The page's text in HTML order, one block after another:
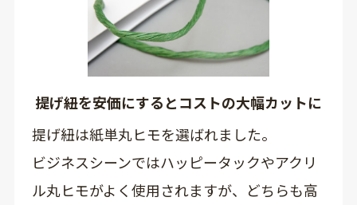
提げ紐を安価にするとコストの大幅カットに
提げ紐は紙単丸ヒモを選ばれました。
ビジネスシーンではハッピータックやアクリ
ル丸ヒモがよく使用されますが、どちらも高